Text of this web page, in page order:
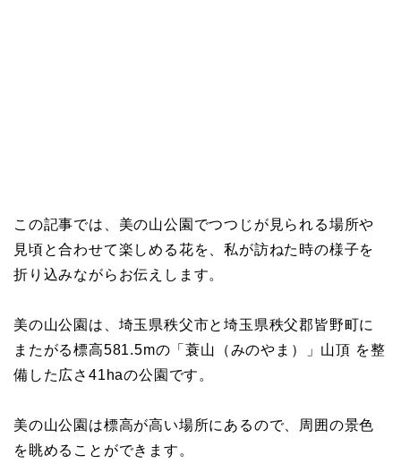
この記事では、美の山公園でつつじが見られる場所や
見頃と合わせて楽しめる花を、私が訪ねた時の様子を
折り込みながらお伝えします。
美の山公園は、埼玉県秩父市と埼玉県秩父郡皆野町に
またがる標高581.5mの「蓑山（みのやま）」山頂 を整
備した広さ41haの公園です。
美の山公園は標高が高い場所にあるので、周囲の景色
を眺めることができます。